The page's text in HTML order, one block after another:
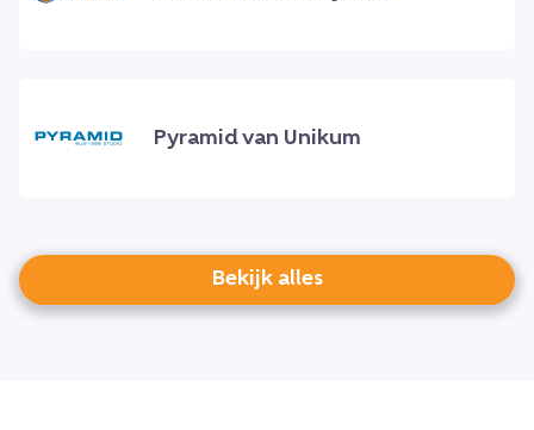
Pyramid van Unikum
Bekijk alles